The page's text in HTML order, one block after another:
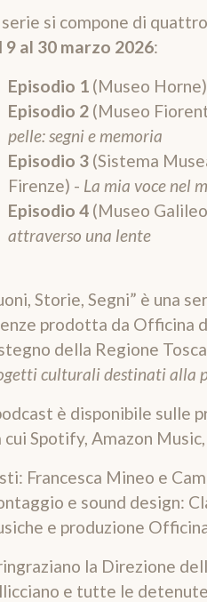
serie si compone di
9 al 30 marzo 2026:
Episodio 1 (Museo
Episodio 2 (Museo
pelle: segni e memoria
Episodio 3 (Sistema
Firenze) - La mia voce nel
Episodio 4 (Museo
attraverso una lente
Storie, Segni” è una
prodotta da Officina
della Regione
culturali destinati alla
è disponibile sulle
cui Spotify, Amazon
Francesca Mineo e
e sound design:
e produzione
la Direzione
e tutte le